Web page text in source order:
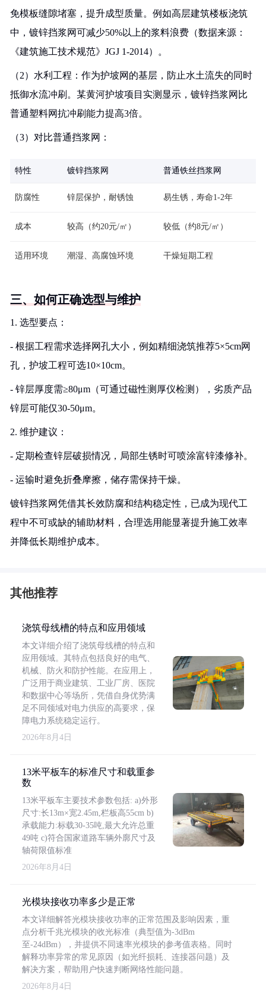
免模板缝隙堵塞，提升成型质量。例如高层建筑楼板浇筑
中，镀锌挡浆网可减少50%以上的浆料浪费（数据来源：
《建筑施工技术规范》JGJ 1-2014）。
（2）水利工程：作为护坡网的基层，防止水土流失的同时
抵御水流冲刷。某黄河护坡项目实测显示，镀锌挡浆网比
普通塑料网抗冲刷能力提高3倍。
（3）对比普通挡浆网：
特性 镀锌挡浆网 普通铁丝挡浆网
防腐性 锌层保护，耐锈蚀 易生锈，寿命1-2年
成本 较高（约20元/㎡） 较低（约8元/㎡）
适用环境 潮湿、高腐蚀环境 干燥短期工程
三、如何正确选型与维护
1. 选型要点：
- 根据工程需求选择网孔大小，例如精细浇筑推荐5×5cm网
孔，护坡工程可选10×10cm。
- 锌层厚度需≥80μm（可通过磁性测厚仪检测），劣质产品
锌层可能仅30-50μm。
2. 维护建议：
- 定期检查锌层破损情况，局部生锈时可喷涂富锌漆修补。
- 运输时避免折叠摩擦，储存需保持干燥。
镀锌挡浆网凭借其长效防腐和结构稳定性，已成为现代工
程中不可或缺的辅助材料，合理选用能显著提升施工效率
并降低长期维护成本。
其他推荐
浇筑母线槽的特点和应用领域
本文详细介绍了浇筑母线槽的特点和
应用领域。其特点包括良好的电气、
机械、防火和防护性能。在应用上，
广泛用于商业建筑、工业厂房、医院
和数据中心等场所，凭借自身优势满
足不同领域对电力供应的高要求，保
障电力系统稳定运行。
2026年8月4日
13米平板车的标准尺寸和载重参
数
13米平板车主要技术参数包括: a)外形
尺寸:长13m×宽2.45m,栏板高55cm b)
承载能力:标载30-35吨,最大允许总重
49吨 c)符合国家道路车辆外廓尺寸及
轴荷限值标准
2026年8月4日
光模块接收功率多少是正常
本文详细解答光模块接收功率的正常范围及影响因素，重
点分析千兆光模块的收光标准（典型值为-3dBm
至-24dBm），并提供不同速率光模块的参考值表格。同时
解释功率异常的常见原因（如光纤损耗、连接器问题）及
解决方案，帮助用户快速判断网络性能问题。
2026年8月4日